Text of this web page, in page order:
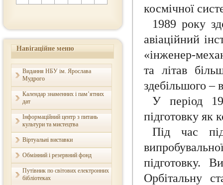
Навігаційне меню
Видання НБУ ім. Ярослава
Мудрого
Календар знаменних і пам’ятних
дат
Інформаційний центр з питань
культури та мистецтва
Віртуальні виставки
Обмінний і резервний фонд
Путівник по світових електронних
бібліотеках
космічної
1989 року
авіаційний
«інженер-
та літав
здебільшого –
У період
підготовку як
Під час
підготовку.
Орбітальну